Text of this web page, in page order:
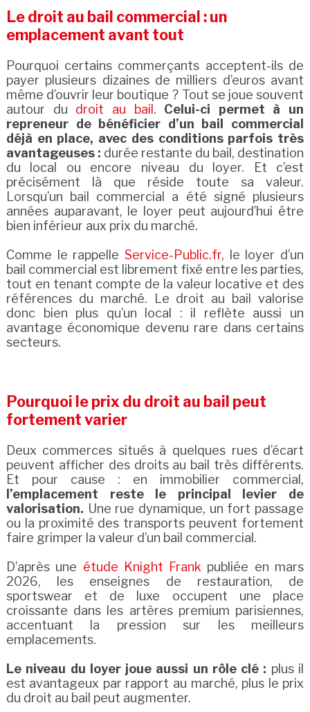
Le droit au bail commercial : un
emplacement avant tout
Pourquoi certains commerçants acceptent-ils de
payer plusieurs dizaines de milliers d’euros avant
même d’ouvrir leur boutique ? Tout se joue souvent
autour du droit au bail . Celui-ci permet à un
repreneur de bénéficier d’un bail commercial
déjà en place, avec des conditions parfois très
avantageuses : durée restante du bail, destination
du local ou encore niveau du loyer. Et c’est
précisément là que réside toute sa valeur.
Lorsqu’un bail commercial a été signé plusieurs
années auparavant, le loyer peut aujourd’hui être
bien inférieur aux prix du marché.
Comme le rappelle Service-Public.fr, le loyer d’un
bail commercial est librement fixé entre les parties,
tout en tenant compte de la valeur locative et des
références du marché. Le droit au bail valorise
donc bien plus qu’un local : il reflète aussi un
avantage économique devenu rare dans certains
secteurs.
Pourquoi le prix du droit au bail peut
fortement varier
Deux commerces situés à quelques rues d’écart
peuvent afficher des droits au bail très différents.
Et pour cause : en immobilier commercial,
l’emplacement reste le principal levier de
valorisation. Une rue dynamique, un fort passage
ou la proximité des transports peuvent fortement
faire grimper la valeur d’un bail commercial.
D’après une étude Knight Frank publiée en mars
2026, les enseignes de restauration, de
sportswear et de luxe occupent une place
croissante dans les artères premium parisiennes,
accentuant la pression sur les meilleurs
emplacements.
Le niveau du loyer joue aussi un rôle clé : plus il
est avantageux par rapport au marché, plus le prix
du droit au bail peut augmenter.